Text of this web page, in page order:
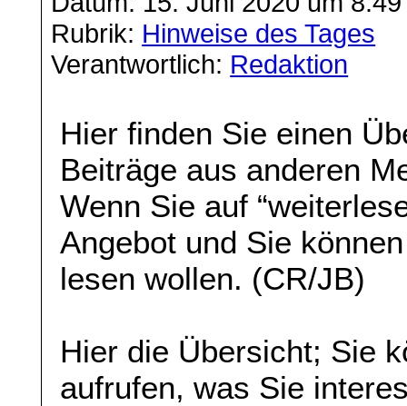
Rubrik: Hinweise des Tages
Verantwortlich: Redaktion
Hier finden Sie einen
Beiträge aus anderen
Wenn Sie auf
Angebot und Sie
lesen wollen. (CR/JB)
Hier die Übersicht; Sie
aufrufen, was Sie